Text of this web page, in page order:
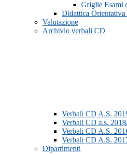
Griglie Esami
Didattica Orientativa
Valutazione
Archivio verbali CD
Verbali CD A.S.
Verbali CD a.s.
Verbali CD A.S.
Verbali CD A.S.
Dipartimenti